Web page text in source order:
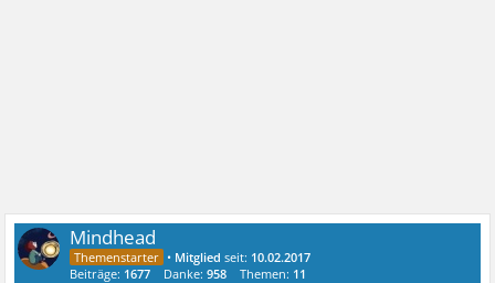
Mindhead
• Mitglied seit: 10.02.2017
Beiträge: 1677 Danke:958 Themen: 11